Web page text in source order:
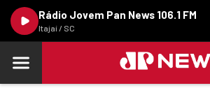
Rádio Jovem Pan News 106.1 FM
Itajaí / SC